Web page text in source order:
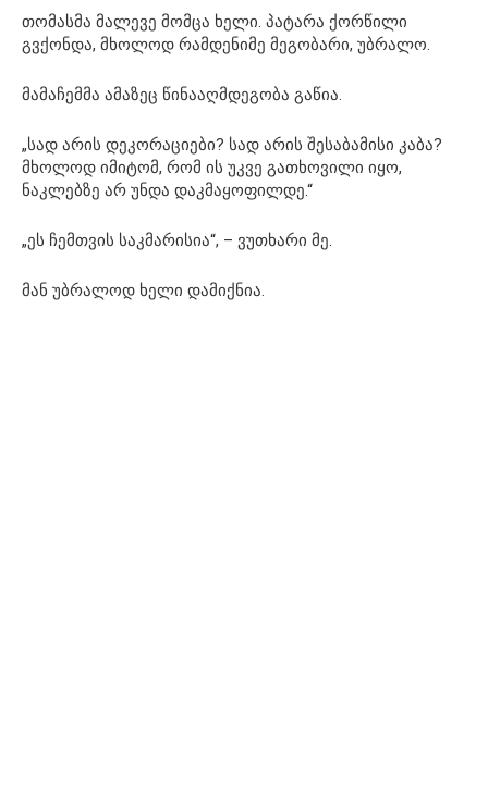
თომასმა მალევე მომცა ხელი. პატარა ქორწილი
გვქონდა, მხოლოდ რამდენიმე მეგობარი, უბრალო.
მამაჩემმა ამაზეც წინააღმდეგობა გაწია.
„სად არის დეკორაციები? სად არის შესაბამისი კაბა?
მხოლოდ იმიტომ, რომ ის უკვე გათხოვილი იყო,
ნაკლებზე არ უნდა დაკმაყოფილდე.“
„ეს ჩემთვის საკმარისია“, – ვუთხარი მე.
მან უბრალოდ ხელი დამიქნია.